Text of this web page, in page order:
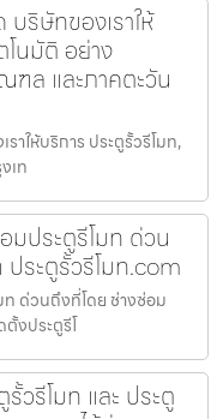
ริษัทของเราให้
โนมัติ อย่าง
ล และภาคตะวัน
าให้บริการ ประตูรั้วรีโมท,
เท
มประตูรีโมท ด่วน
ระตูรั้วรีโมท.com
ท ด่วนถึงที่โดย ช่างซ่อม
งประตูรีโ
วรีโมท และ ประตู